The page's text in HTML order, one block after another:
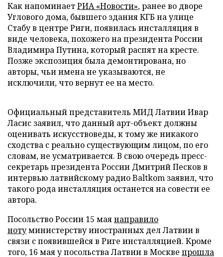
Как напоминаетРИА «Новости», ранее во дворе
Углового дома, бывшего здания КГБ на улице
Стабу в центре Риги, появилась инсталляция в
виде человека, похожего на президента России
Владимира Путина, который распят на кресте.
Позже экспозиция была демонтирована, но
авторы, чьи имена не указываются, не
исключили, что вернут ее на место.
Официальный представитель МИД Латвии Ивар
Ласис заявил, что данный арт-объект должны
оценивать искусствоведы, к тому же никакого
сходства с реально существующим лицом, по его
словам, не усматривается. В свою очередь пресс-
секретарь президента России Дмитрий Песков в
интервью латвийскому радио Baltkom заявил, что
такого рода инсталляция останется на совести ее
автора.
Посольство России 15 маянаправило
нотуминистерству иностранных дел Латвии в
связи с появившейся в Риге инсталляцией. Кроме
того, 16 мая у посольства Латвии в Москве прошла